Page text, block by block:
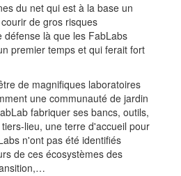
du net qui est à la base un
de gros risques
défense là que les FabLabs
premier temps et qui ferait fort
de magnifiques laboratoires
une communauté de jardin
fabriquer ses bancs, outils,
lieu, une terre d'accueil pour
n'ont pas été identifiés
de ces écosystèmes des